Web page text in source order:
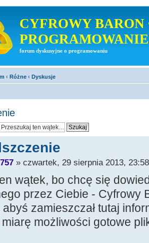
CYFROWY BARON
PROGRAMOWANIE
forum dyskusyjne o programowaniu
‹ Różne ‹ Dyskusje
» czwartek, 29 sierpnia 2013, 23:58
wątek, bo chcę się
przez Ciebie - Cyfrowy
zamieszczał tutaj
możliwości gotowe